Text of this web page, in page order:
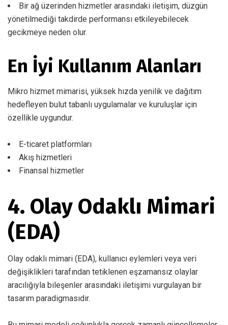
Bir ağ üzerinden hizmetler arasındaki iletişim, düzgün
yönetilmediği takdirde performansı etkileyebilecek
gecikmeye neden olur.
En İyi Kullanım Alanları
Mikro hizmet mimarisi, yüksek hızda yenilik ve dağıtım
hedefleyen bulut tabanlı uygulamalar ve kuruluşlar için
özellikle uygundur.
E-ticaret platformları
Akış hizmetleri
Finansal hizmetler
4. Olay Odaklı Mimari
(EDA)
Olay odaklı mimari (EDA), kullanıcı eylemleri veya veri
değişiklikleri tarafından tetiklenen eşzamansız olaylar
aracılığıyla bileşenler arasındaki iletişimi vurgulayan bir
tasarım paradigmasıdır.